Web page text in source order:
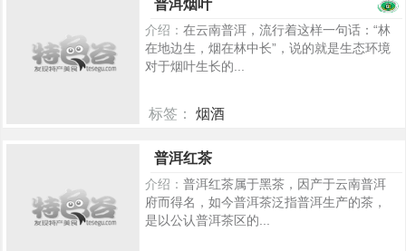
普洱烟叶
介绍： 在云南普洱，流行着这样一句话：“林
在地边生，烟在林中长”，说的就是生态环境
对于烟叶生长的...
标签： 烟酒
普洱红茶
介绍： 普洱红茶属于黑茶，因产于云南普洱
府而得名，如今普洱茶泛指普洱生产的茶，
是以公认普洱茶区的...